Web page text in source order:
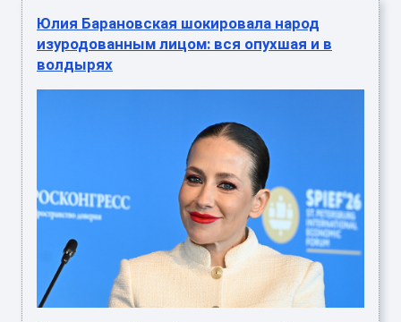
Юлия Барановская шокировала народ
изуродованным лицом: вся опухшая и в
волдырях